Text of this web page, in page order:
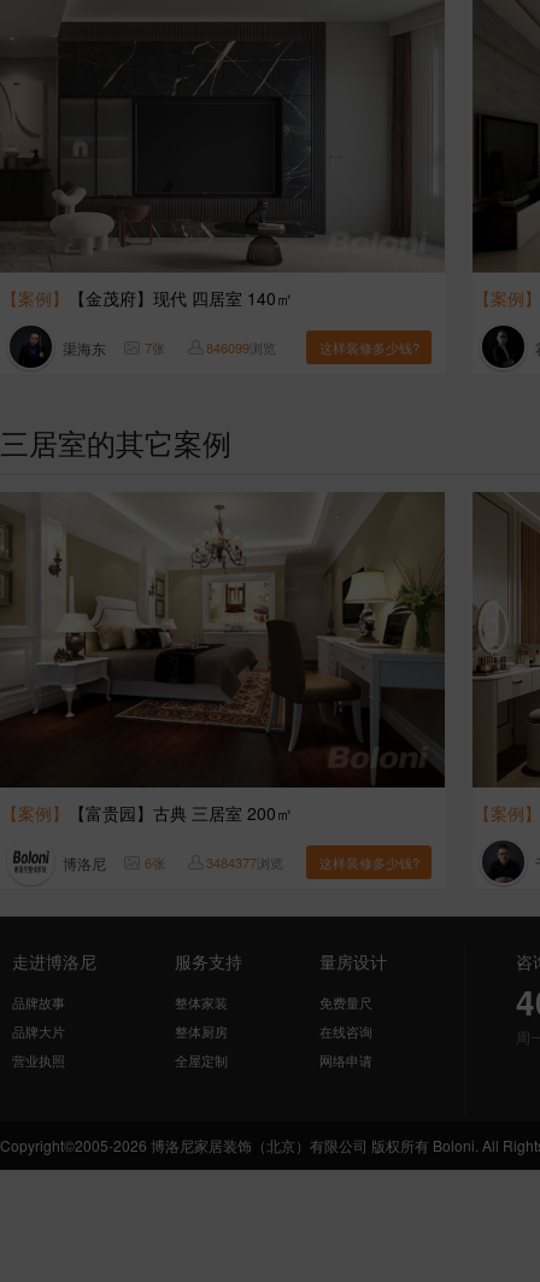
【案例】 【金茂府】现代 四居室 140㎡
渠海东 7张 846099浏览 这样装修多少钱?
【案例】
三居室的其它案例
【案例】 【富贵园】古典 三居室 200㎡
博洛尼 6张 3484377浏览 这样装修多少钱?
【案例】
走进博洛尼
品牌故事
品牌大片
营业执照
服务支持
整体家装
整体厨房
全屋定制
量房设计
免费量尺
在线咨询
网络申请
咨
周
Copyright©2005-2026 博洛尼家居装饰（北京）有限公司 版权所有 Boloni. All